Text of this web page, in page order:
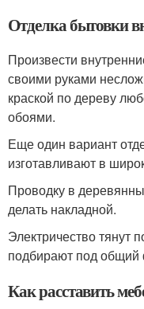
Отделка бытовки
Произвести
своими руками
краской по дереву
обоями.
Еще один вариант
изготавливают в
Проводку в
делать накладной.
Электричество тянут
подбирают под
Как расставить